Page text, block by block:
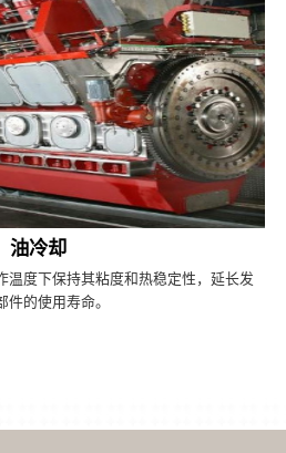
油冷却
温度下保持其粘度和热稳定性，延长发
件的使用寿命。